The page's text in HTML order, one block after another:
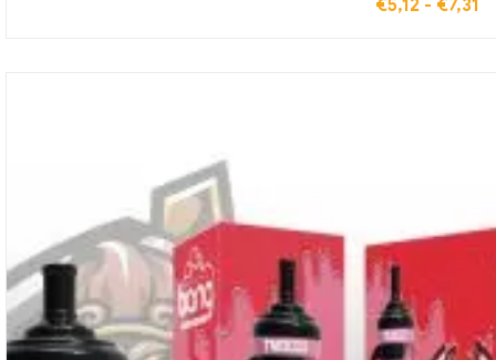
€5,12 - €7,31